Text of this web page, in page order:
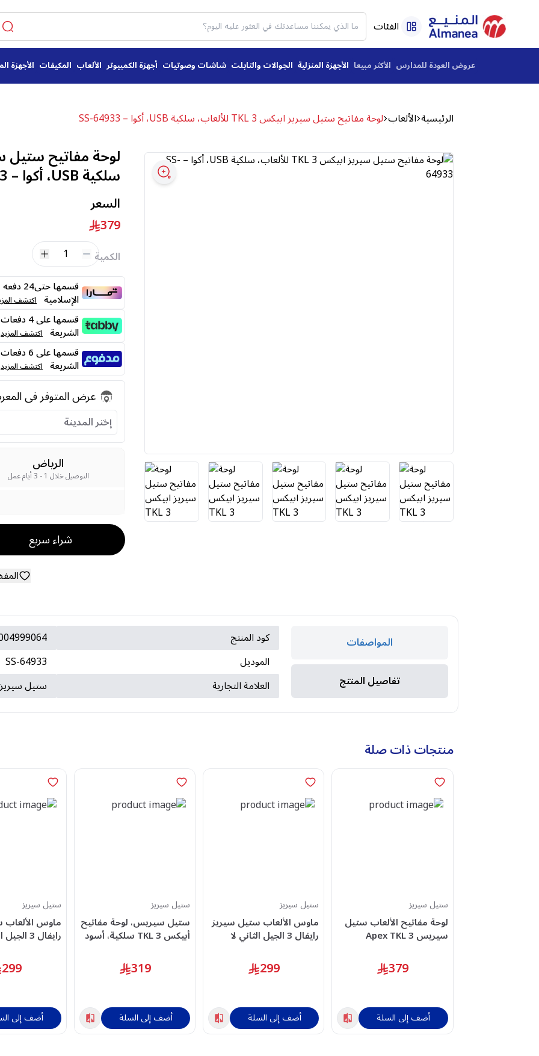
الفئات
عروض العودة للمدارس الأكثر مبيعا الأجهزة المنزلية الجوالات والتابلت شاشات وصوتيات أجهزة الكمبيوتر الألعاب المكيفات الأجهزة
الرئيسية الألعاب لوحة مفاتيح ستيل سيريز ابيكس TKL 3 للألعاب، سلكية USB، أكوا – SS-64933
سلكية USB، أكوا – SS-64933
السعر
379
الكمية 1
قسمها
الإسلامية اكتشف
الشريعة اكتشف المزيد
الشريعة اكتشف المزيد
عرض المتوفر فى
إختر المدينة
الرياض
التوصيل خلال 1 - 3 أيام عمل
شراء سريع
المواصفات
تفاصيل المنتج
كود المنتج
الموديل
SS-64933
العلامة التجارية
ستيل سيريز
منتجات ذات صلة
ستيل سيريز
لوحة مفاتيح الألعاب ستيل
سيريس Apex TKL 3
379
أضف إلى السلة
ستيل سيريز
ماوس الألعاب ستيل سيريز
رايفال 3 الجيل الثاني لا
سلكية، 18K DPI، إضاءة
299
أضف إلى السلة
ستيل سيريز
ستيل سيريس، لوحة مفاتيح
أبيكس 3 TKL سلكية، أسود
319
أضف إلى السلة
ستيل سيريز
ماوس
رايفال 3
299
أضف إلى